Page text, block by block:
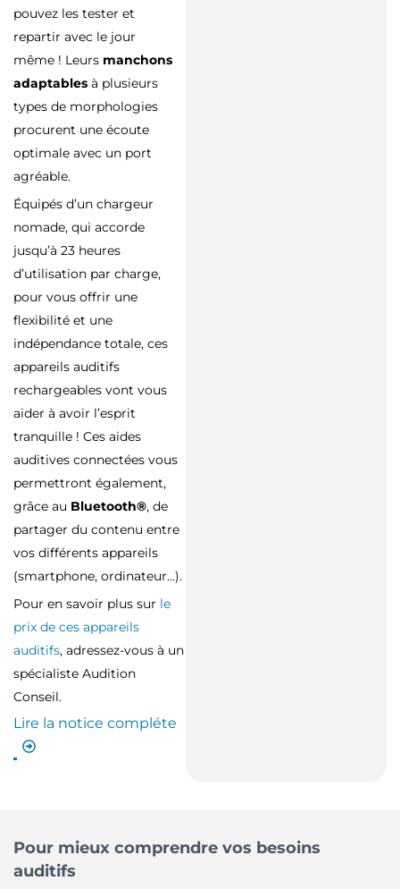
pouvez les tester et
repartir avec le jour
même ! Leurs manchons
adaptables à plusieurs
types de morphologies
procurent une écoute
optimale avec un port
agréable.
Équipés d’un chargeur
nomade, qui accorde
jusqu’à 23 heures
d’utilisation par charge,
pour vous offrir une
flexibilité et une
indépendance totale, ces
appareils auditifs
rechargeables vont vous
aider à avoir l’esprit
tranquille ! Ces aides
auditives connectées vous
permettront également,
grâce au Bluetooth®, de
partager du contenu entre
vos différents appareils
(smartphone, ordinateur…).
Pour en savoir plus sur le
prix de ces appareils
auditifs, adressez-vous à un
spécialiste Audition
Conseil.
Lire la notice compléte
Pour mieux comprendre vos besoins
auditifs